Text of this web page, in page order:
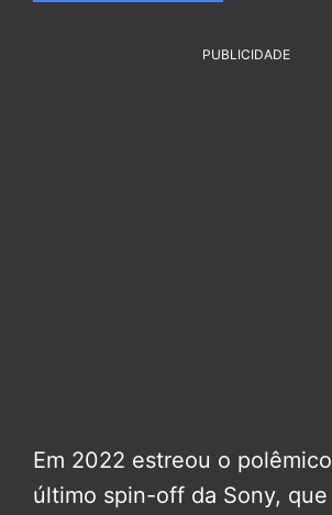
PUBLICIDADE
Em 2022 estreou o polêmico
último spin-off da Sony, que